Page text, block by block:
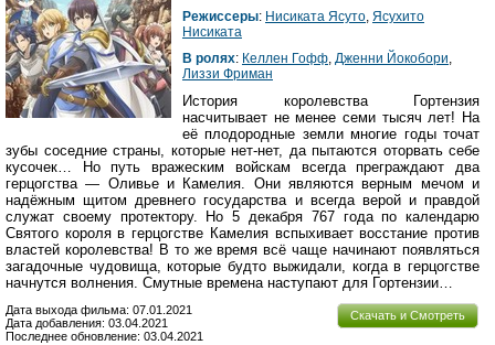
Режиссеры: Нисиката Ясуто, Ясухито
Нисиката
В ролях: Келлен Гофф, Дженни Йокобори,
Лиззи Фриман
История королевства Гортензия
насчитывает не менее семи тысяч лет! На
её плодородные земли многие годы точат
зубы соседние страны, которые нет-нет, да пытаются оторвать себе
кусочек… Но путь вражеским войскам всегда преграждают два
герцогства — Оливье и Камелия. Они являются верным мечом и
надёжным щитом древнего государства и всегда верой и правдой
служат своему протектору. Но 5 декабря 767 года по календарю
Святого короля в герцогстве Камелия вспыхивает восстание против
властей королевства! В то же время всё чаще начинают появляться
загадочные чудовища, которые будто выжидали, когда в герцогстве
начнутся волнения. Смутные времена наступают для Гортензии…
Скачать и Смотреть
Дата выхода фильма: 07.01.2021
Дата добавления: 03.04.2021
Последнее обновление: 03.04.2021